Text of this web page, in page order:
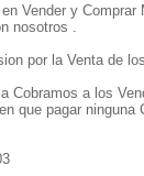
Vender y Comprar
nosotros .
por la Venta de
Cobramos a los
que pagar ninguna